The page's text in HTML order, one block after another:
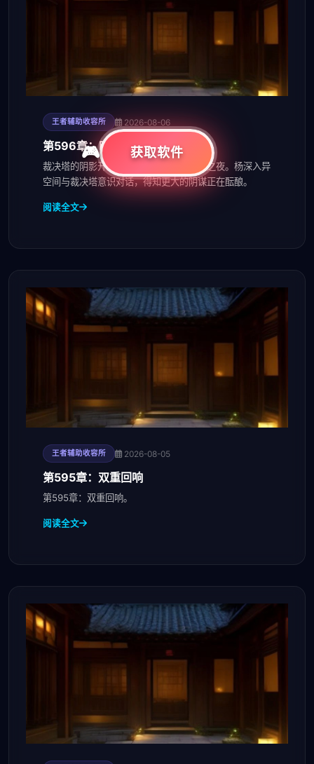
王者辅助收容所 2026-08-06
第596章：暗夜低语
裁决塔的阴影开始蔓延，收容所迎来异变之夜。杨深入异
空间与裁决塔意识对话，得知更大的阴谋正在酝酿。
阅读全文
王者辅助收容所 2026-08-05
第595章：双重回响
第595章：双重回响。
阅读全文
获取软件